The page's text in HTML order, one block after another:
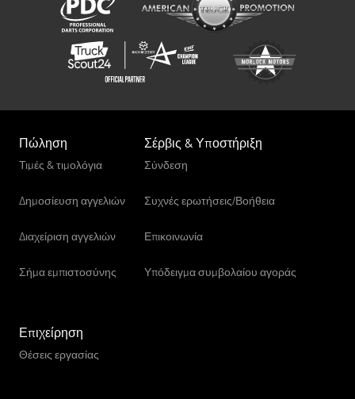
Πώληση
Τιμές & τιμολόγια
Δημοσίευση αγγελιών
Διαχείριση αγγελιών
Σήμα εμπιστοσύνης
Σέρβις & Υποστήριξη
Σύνδεση
Συχνές ερωτήσεις/Βοήθεια
Επικοινωνία
Υπόδειγμα συμβολαίου αγοράς
Επιχείρηση
Θέσεις εργασίας